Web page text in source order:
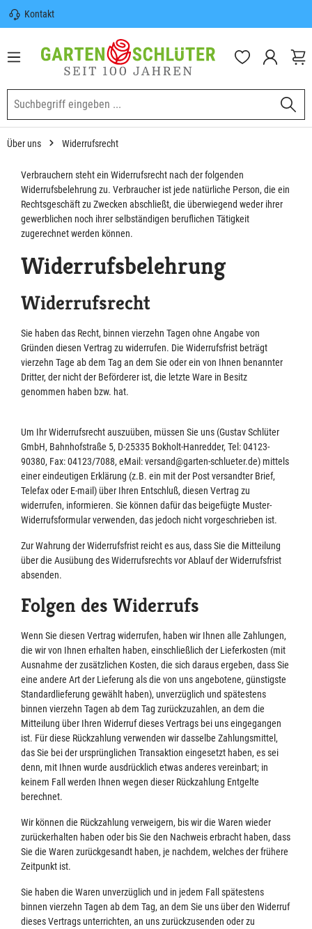
springen
Kontakt
Sicherer Versand | Versandkostenfrei
(DE) ab 100€
Garten-Schlüter Anwachsgarantie
Über uns Widerrufsrecht
Verbrauchern steht ein Widerrufsrecht nach der folgenden
Widerrufsbelehrung zu. Verbraucher ist jede natürliche Person, die ein
Rechtsgeschäft zu Zwecken abschließt, die überwiegend weder ihrer
gewerblichen noch ihrer selbständigen beruflichen Tätigkeit
zugerechnet werden können.
Widerrufsbelehrung
Widerrufsrecht
Sie haben das Recht, binnen vierzehn Tagen ohne Angabe von
Gründen diesen Vertrag zu widerrufen. Die Widerrufsfrist beträgt
vierzehn Tage ab dem Tag an dem Sie oder ein von Ihnen benannter
Dritter, der nicht der Beförderer ist, die letzte Ware in Besitz
genommen haben bzw. hat.
Um Ihr Widerrufsrecht auszuüben, müssen Sie uns (Gustav Schlüter
GmbH, Bahnhofstraße 5, D-25335 Bokholt-Hanredder, Tel: 04123-
90380, Fax: 04123/7088, eMail: versand@garten-schlueter.de) mittels
einer eindeutigen Erklärung (z.B. ein mit der Post versandter Brief,
Telefax oder E-mail) über Ihren Entschluß, diesen Vertrag zu
widerrufen, informieren. Sie können dafür das beigefügte Muster-
Widerrufsformular verwenden, das jedoch nicht vorgeschrieben ist.
Zur Wahrung der Widerrufsfrist reicht es aus, dass Sie die Mitteilung
über die Ausübung des Widerrufsrechts vor Ablauf der Widerrufsfrist
absenden.
Folgen des Widerrufs
Wenn Sie diesen Vertrag widerrufen, haben wir Ihnen alle Zahlungen,
die wir von Ihnen erhalten haben, einschließlich der Lieferkosten (mit
Ausnahme der zusätzlichen Kosten, die sich daraus ergeben, dass Sie
eine andere Art der Lieferung als die von uns angebotene, günstigste
Standardlieferung gewählt haben), unverzüglich und spätestens
binnen vierzehn Tagen ab dem Tag zurückzuzahlen, an dem die
Mitteilung über Ihren Widerruf dieses Vertrags bei uns eingegangen
ist. Für diese Rückzahlung verwenden wir dasselbe Zahlungsmittel,
das Sie bei der ursprünglichen Transaktion eingesetzt haben, es sei
denn, mit Ihnen wurde ausdrücklich etwas anderes vereinbart; in
keinem Fall werden Ihnen wegen dieser Rückzahlung Entgelte
berechnet.
Wir können die Rückzahlung verweigern, bis wir die Waren wieder
zurückerhalten haben oder bis Sie den Nachweis erbracht haben, dass
Sie die Waren zurückgesandt haben, je nachdem, welches der frühere
Zeitpunkt ist.
Sie haben die Waren unverzüglich und in jedem Fall spätestens
binnen vierzehn Tagen ab dem Tag, an dem Sie uns über den Widerruf
dieses Vertrags unterrichten, an uns zurückzusenden oder zu